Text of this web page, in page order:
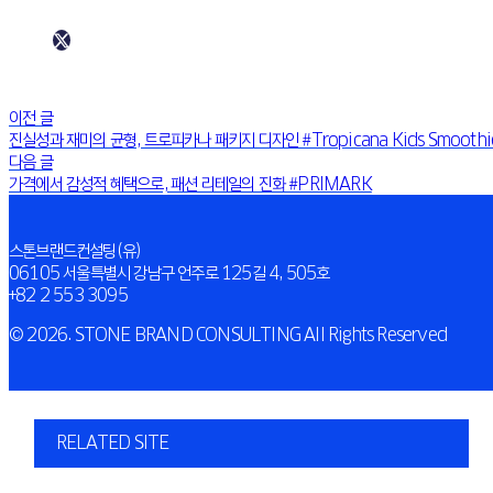
이전 글
진실성과 재미의 균형, 트로피카나 패키지 디자인 #Tropicana Kids
다음 글
가격에서 감성적 혜택으로, 패션 리테일의 진화 #PRIMARK
스톤브랜드컨설팅(유)
06105 서울특별시 강남구 언주로 125길 4, 505호
+82 2 553 3095
© 2026. STONE BRAND CONSULTING All Rights Reserved
RELATED SITE